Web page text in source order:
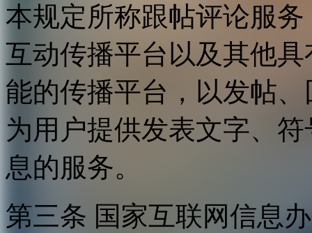
本规定所称跟帖评论服
互动传播平台以及其他
能的传播平台，以发帖
为用户提供发表文字、
息的服务。
第三条 国家互联网信息